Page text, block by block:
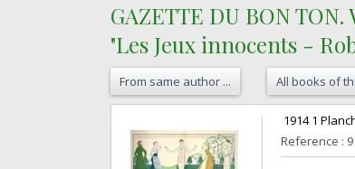
‎GAZETTE DU BON
‎"Les Jeux innocents -
From same author ... All books of
1914 1
Reference :